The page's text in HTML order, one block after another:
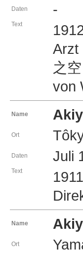
Daten -
Text
Arzt
之
von
Name
Ort
Daten Juli
Text
Name
Ort